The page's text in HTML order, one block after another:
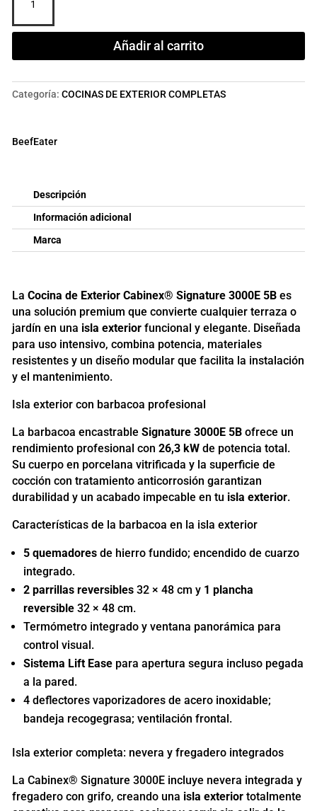
Exterior
Barbacoa,
cantidad
Añadir al carrito
Categoría: COCINAS DE EXTERIOR COMPLETAS
BeefEater
Descripción
Información adicional
Marca
La Cocina de Exterior Cabinex® Signature 3000E 5Bes
una solución premium que convierte cualquier terraza o
jardín en una isla exteriorfuncional y elegante. Diseñada
para uso intensivo, combina potencia, materiales
resistentes y un diseño modular que facilita la instalación
y el mantenimiento.
Isla exterior con barbacoa profesional
La barbacoa encastrable Signature 3000E 5Bofrece un
rendimiento profesional con 26,3 kWde potencia total.
Su cuerpo en porcelana vitrificada y la superficie de
cocción con tratamiento anticorrosión garantizan
durabilidad y un acabado impecable en tu isla exterior.
Características de la barbacoa en la isla exterior
5 quemadoresde hierro fundido; encendido de cuarzo
integrado.
2 parrillas reversibles32 × 48 cm y 1 plancha
reversible32 × 48 cm.
Termómetro integrado y ventana panorámica para
control visual.
Sistema Lift Easepara apertura segura incluso pegada
a la pared.
4 deflectores vaporizadores de acero inoxidable;
bandeja recogegrasa; ventilación frontal.
Isla exterior completa: nevera y fregadero integrados
La Cabinex® Signature 3000E incluye nevera integrada y
fregadero con grifo, creando una isla exteriortotalmente